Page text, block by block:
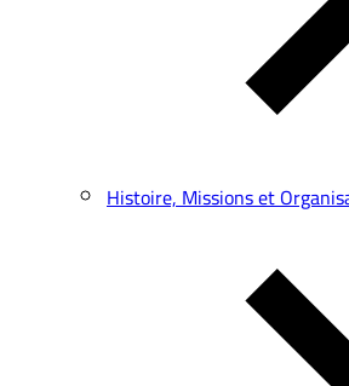
Histoire, Missions et